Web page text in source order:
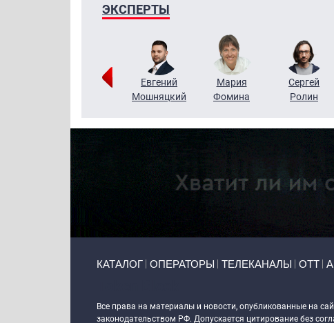
ЭКСПЕРТЫ
Виктор
Евгений
Мошняцкий
Мария
Фомина
Сергей
Ролин
КАТАЛОГ ОПЕРАТОРЫ ТЕЛЕКАНАЛЫ ОТТ
Все права на материалы и новости, опубликованные на
законодательством РФ. Допускается цитирование без